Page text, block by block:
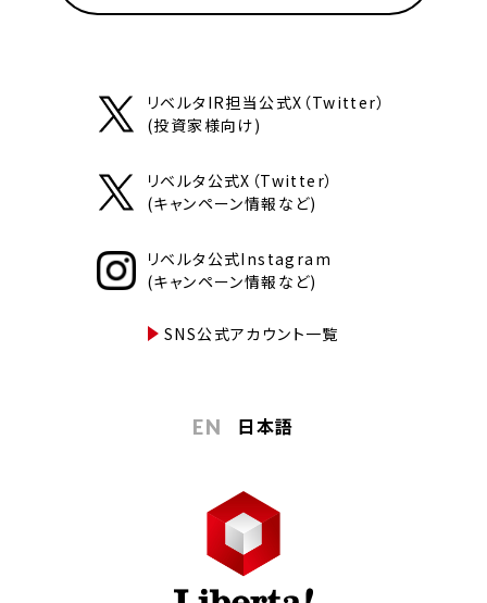
リベルタIR担当公式X（Twitter）
(投資家様向け)
リベルタ公式X（Twitter）
(キャンペーン情報など)
リベルタ公式Instagram
(キャンペーン情報など)
SNS公式アカウント一覧
EN 日本語